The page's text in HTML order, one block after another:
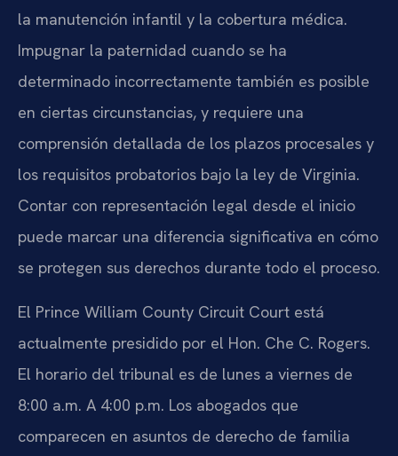
la manutención infantil y la cobertura médica.
Impugnar la paternidad cuando se ha
determinado incorrectamente también es posible
en ciertas circunstancias, y requiere una
comprensión detallada de los plazos procesales y
los requisitos probatorios bajo la ley de Virginia.
Contar con representación legal desde el inicio
puede marcar una diferencia significativa en cómo
se protegen sus derechos durante todo el proceso.
El Prince William County Circuit Court está
actualmente presidido por el Hon. Che C. Rogers.
El horario del tribunal es de lunes a viernes de
8:00 a.m. A 4:00 p.m. Los abogados que
comparecen en asuntos de derecho de familia